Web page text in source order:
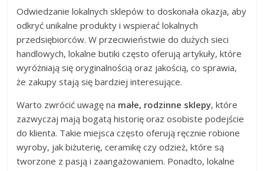
Odwiedzanie lokalnych sklepów to doskonała okazja, aby
odkryć unikalne produkty i wspierać lokalnych
przedsiębiorców. W przeciwieństwie do dużych sieci
handlowych, lokalne butiki często oferują artykuły, które
wyróżniają się oryginalnością oraz jakością, co sprawia,
że zakupy stają się bardziej interesujące.
Warto zwrócić uwagę na małe, rodzinne sklepy, które
zazwyczaj mają bogatą historię oraz osobiste podejście
do klienta. Takie miejsca często oferują ręcznie robione
wyroby, jak biżuterię, ceramikę czy odzież, które są
tworzone z pasją i zaangażowaniem. Ponadto, lokalne